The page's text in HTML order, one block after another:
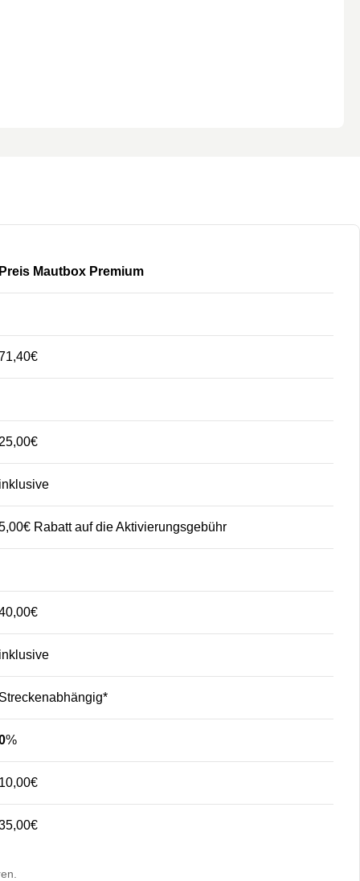
Preis Mautbox Premium
25,00€
inklusive
Rabatt auf die Aktivierungsgebühr
inklusive
Streckenabhängig*
%
10,00€